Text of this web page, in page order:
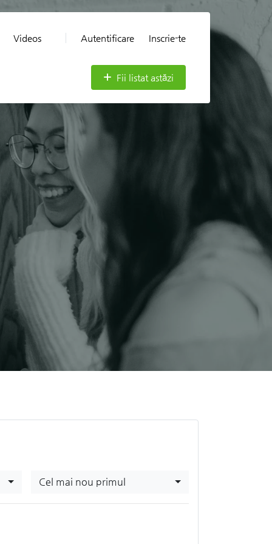
Videos Autentificare Inscrie-te
Fii listat astăzi
Cel mai nou primul